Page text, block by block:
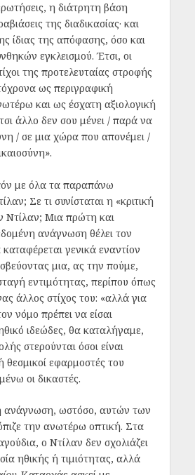
η διάτρητη βάση
της διαδικασίας· και
ίδιας της απόφασης, όσο και
εγκλεισμού. Έτσι, οι
της προτελευταίας στροφής
ως περιγραφική
και ως έσχατη αξιολογική
άλλο δεν σου μένει / παρά να
/ σε μια χώρα που απονέμει /
με όλα τα παραπάνω
Σε τι συνίσταται η «κριτική
Ντίλαν; Μια πρώτη και
ανάγνωση θέλει τον
γενικά εναντίον
μια, ας την πούμε,
εντιμότητας, περίπου όπως
άλλος στίχος του: «αλλά για
νόμο πρέπει να είσαι
ιδεώδες, θα καταλήγαμε,
στερούνται όσοι είναι
θεσμικοί εφαρμοστές του
οι δικαστές.
ανάγνωση, ωστόσο, αυτών των
την ανωτέρω οπτική. Στα
ο Ντίλαν δεν σχολιάζει
ηθικής ή τιμιότητας, αλλά